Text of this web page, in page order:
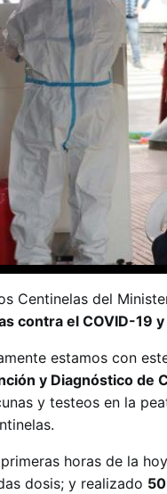
Centinelas del
contra el COVID-19
estamos con
y Diagnóstico de
y testeos en la
horas de la
dosis; y realizado